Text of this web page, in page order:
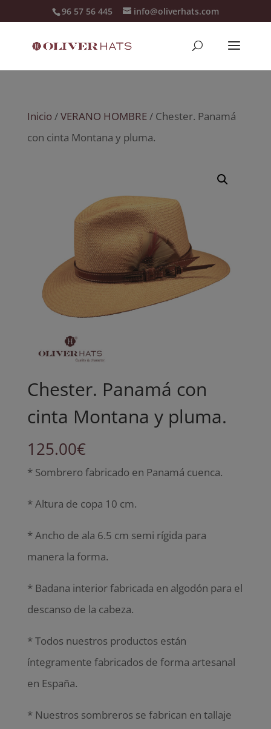
96 57 56 445 info@oliverhats.com
Inicio/VERANO HOMBRE/ Chester. Panamá
con cinta Montana y pluma.
Chester. Panamá con
cinta Montana y pluma.
125.00€
* Sombrero fabricado en Panamá cuenca.
* Altura de copa 10 cm.
* Ancho de ala 6.5 cm semi rígida para
manera la forma.
* Badana interior fabricada en algodón para el
descanso de la cabeza.
* Todos nuestros productos están
íntegramente fabricados de forma artesanal
en España.
* Nuestros sombreros se fabrican en tallaje